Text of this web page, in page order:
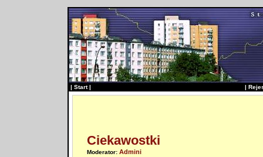
| Start| |
Ciekawostki
Moderator: Admini